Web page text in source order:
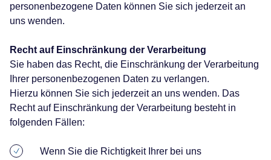
personenbezogene Daten können Sie sich jederzeit an
uns wenden.
Recht auf Einschränkung der Verarbeitung
Sie haben das Recht, die Einschränkung der Verarbeitung
Ihrer personenbezogenen Daten zu verlangen.
Hierzu können Sie sich jederzeit an uns wenden. Das
Recht auf Einschränkung der Verarbeitung besteht in
folgenden Fällen:
Wenn Sie die Richtigkeit Ihrer bei uns